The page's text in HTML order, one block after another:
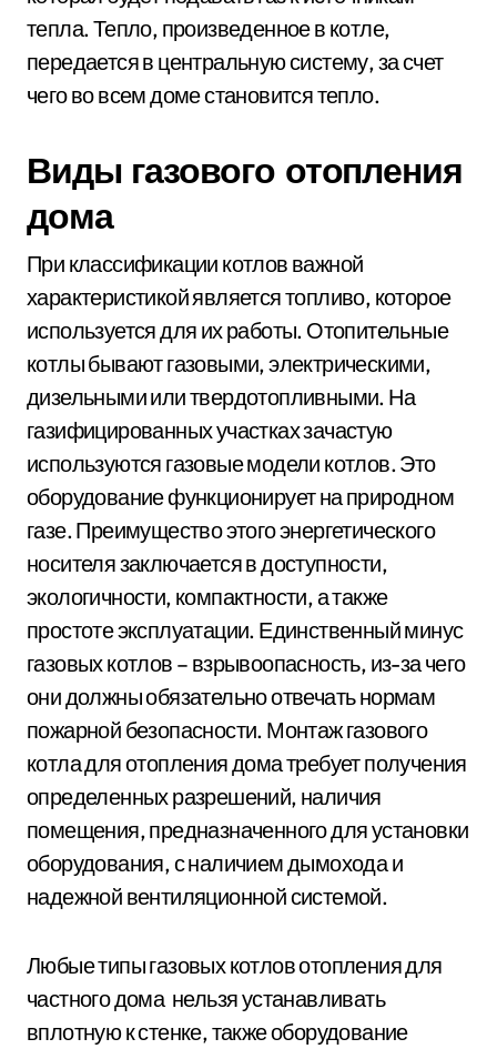
тепла. Тепло, произведенное в котле,
передается в центральную систему, за счет
чего во всем доме становится тепло.
Виды газового отопления
дома
При классификации котлов важной
характеристикой является топливо, которое
используется для их работы. Отопительные
котлы бывают газовыми, электрическими,
дизельными или твердотопливными. На
газифицированных участках зачастую
используются газовые модели котлов. Это
оборудование функционирует на природном
газе. Преимущество этого энергетического
носителя заключается в доступности,
экологичности, компактности, а также
простоте эксплуатации. Единственный минус
газовых котлов – взрывоопасность, из-за чего
они должны обязательно отвечать нормам
пожарной безопасности. Монтаж газового
котла для отопления дома требует получения
определенных разрешений, наличия
помещения, предназначенного для установки
оборудования, с наличием дымохода и
надежной вентиляционной системой.
Любые типы газовых котлов отопления для
частного дома нельзя устанавливать
вплотную к стенке, также оборудование